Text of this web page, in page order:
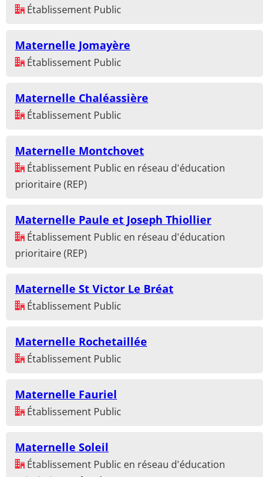
Établissement Public
Maternelle Jomayère
Établissement Public
Maternelle Chaléassière
Établissement Public
Maternelle Montchovet
Établissement Public en réseau d'éducation
prioritaire (REP)
Maternelle Paule et Joseph Thiollier
Établissement Public en réseau d'éducation
prioritaire (REP)
Maternelle St Victor Le Bréat
Établissement Public
Maternelle Rochetaillée
Établissement Public
Maternelle Fauriel
Établissement Public
Maternelle Soleil
Établissement Public en réseau d'éducation